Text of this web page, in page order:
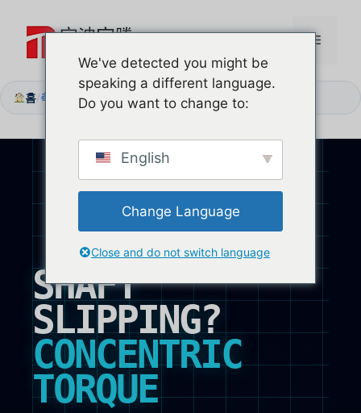
너
메
홈/ 축이 미끄러지나요? 동심 토션 커플러를 설치하세요
SHAFT
SLIPPING?
CONCENTRIC
TORQUE
We've detected you might be
speaking a different language.
Do you want to change to:
English
Change Language
Close and do not switch language